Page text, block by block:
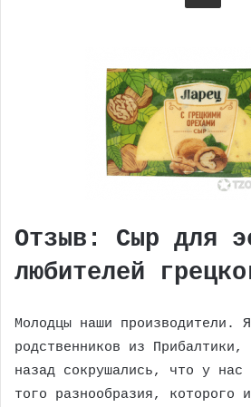
Отзыв: Сыр для
любителей
Молодцы наши производители.
родственников из
назад сокрушались, что у нас
того разнообразия, которого